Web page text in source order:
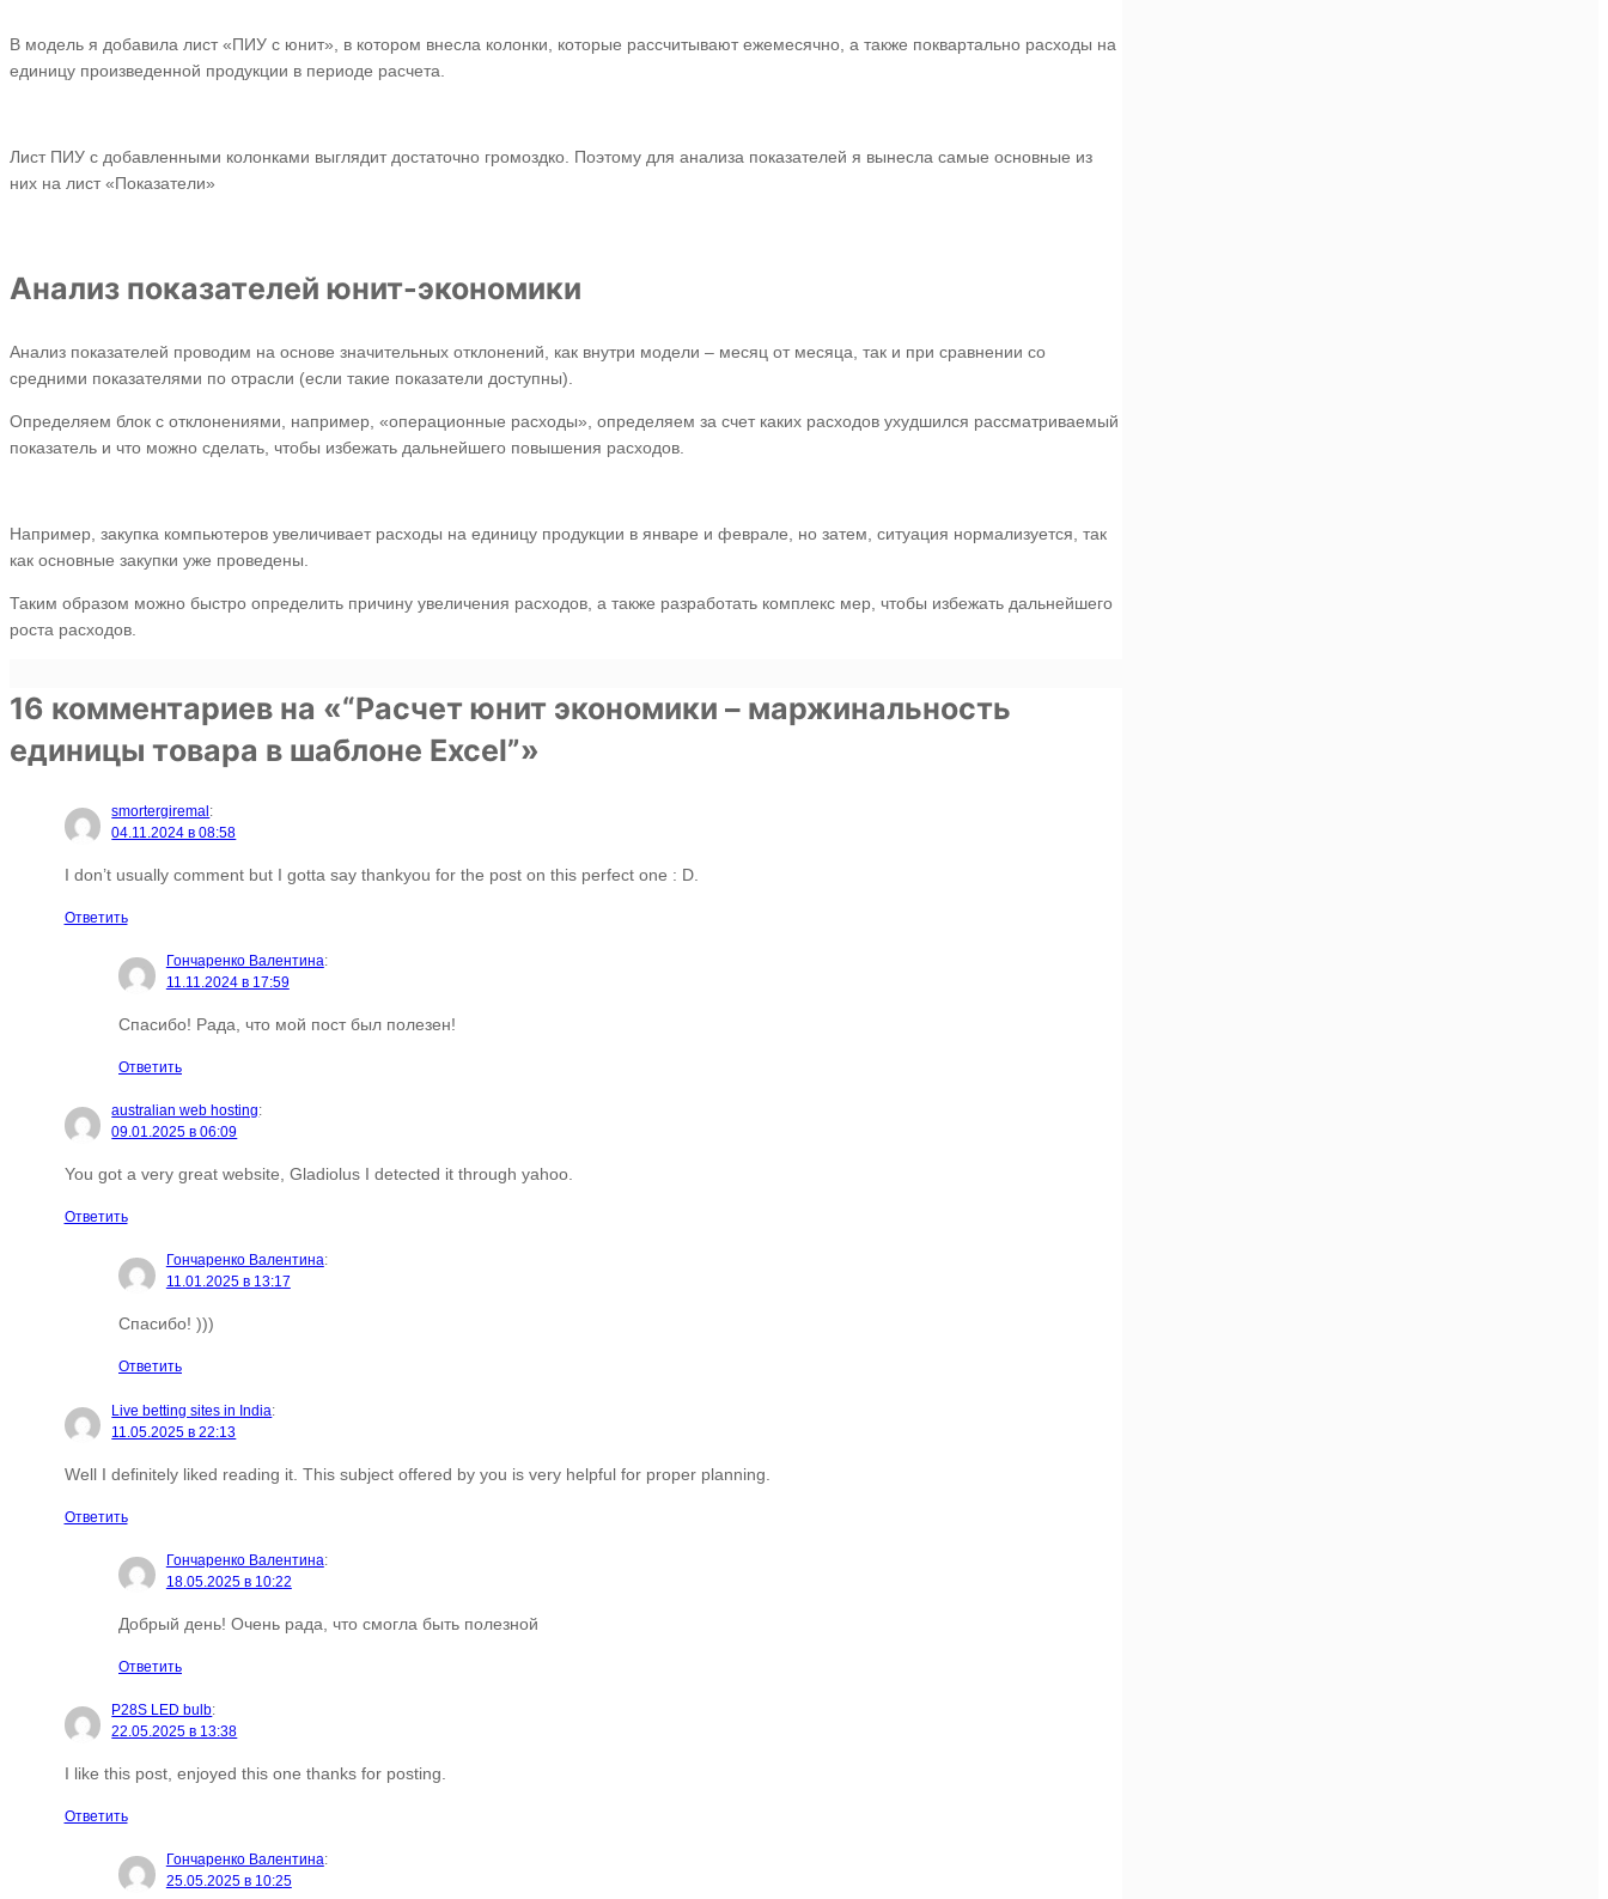
В модель я добавила лист «ПИУ с юнит», в котором внесла колонки, которые рассчитывают ежемесячно, а также поквартально расходы на
единицу произведенной продукции в периоде расчета.
Лист ПИУ с добавленными колонками выглядит достаточно громоздко. Поэтому для анализа показателей я вынесла самые основные из
них на лист «Показатели»
Анализ показателей юнит-экономики
Анализ показателей проводим на основе значительных отклонений, как внутри модели – месяц от месяца, так и при сравнении со
средними показателями по отрасли (если такие показатели доступны).
Определяем блок с отклонениями, например, «операционные расходы», определяем за счет каких расходов ухудшился рассматриваемый
показатель и что можно сделать, чтобы избежать дальнейшего повышения расходов.
Например, закупка компьютеров увеличивает расходы на единицу продукции в январе и феврале, но затем, ситуация нормализуется, так
как основные закупки уже проведены.
Таким образом можно быстро определить причину увеличения расходов, а также разработать комплекс мер, чтобы избежать дальнейшего
роста расходов.
16 комментариев на «“Расчет юнит экономики – маржинальность
единицы товара в шаблоне Excel”»
smortergiremal :
04.11.2024 в 08:58
I don’t usually comment but I gotta say thankyou for the post on this perfect one : D.
Ответить
Гончаренко Валентина:
11.11.2024 в 17:59
Спасибо! Рада, что мой пост был полезен!
Ответить
australian web hosting:
09.01.2025 в 06:09
You got a very great website, Gladiolus I detected it through yahoo.
Ответить
Гончаренко Валентина:
11.01.2025 в 13:17
Спасибо! )))
Ответить
Live betting sites in India:
11.05.2025 в 22:13
Well I definitely liked reading it. This subject offered by you is very helpful for proper planning.
Ответить
Гончаренко Валентина:
18.05.2025 в 10:22
Добрый день! Очень рада, что смогла быть полезной
Ответить
P28S LED bulb:
22.05.2025 в 13:38
I like this post, enjoyed this one thanks for posting.
Ответить
Гончаренко Валентина:
25.05.2025 в 10:25